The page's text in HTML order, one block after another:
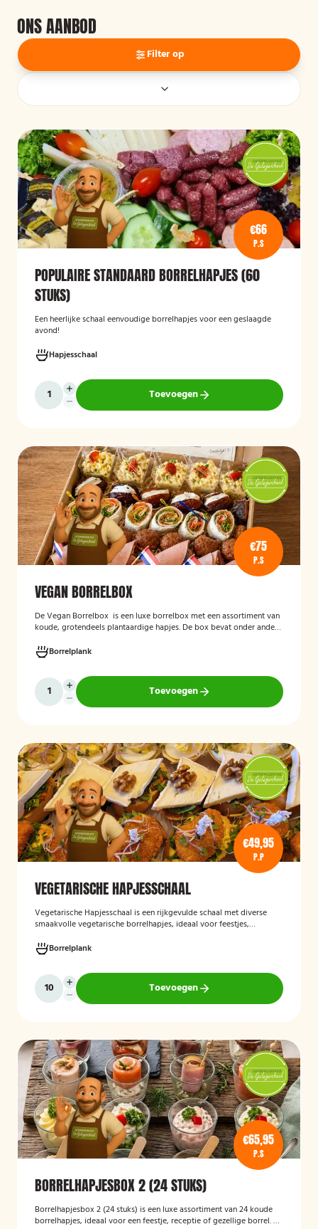
ONS AANBOD
Filter op
€66
P.S
POPULAIRE STANDAARD BORRELHAPJES (60
STUKS)
Een heerlijke schaal eenvoudige borrelhapjes voor een geslaagde
avond!
Hapjesschaal
Toevoegen
€75
P.S
VEGAN BORRELBOX
DeVegan Borrelbox is een luxe borrelbox met een assortiment van
koude, grotendeels plantaardige hapjes. De box bevat onder andere
groenten, crostini’s en andere smaakvolle borrelhapjes die direct
serveerklaar zijn voor een feest, borrel of bijeenkomst.
Borrelplank
Toevoegen
€49,95
P.P
VEGETARISCHE HAPJESSCHAAL
Vegetarische Hapjesschaal is een rijkgevulde schaal met diverse
smaakvolle vegetarische borrelhapjes, ideaal voor feestjes,
een gevarieerde selectie van vegetarische lekkernijen die direct
klaar zijn om te serveren en geschikt zijn voor gasten die bewust of
volledig vegetarisch eten.
Borrelplank
Toevoegen
€65,95
P.S
BORRELHAPJESBOX 2 (24 STUKS)
Borrelhapjesbox 2 (24 stuks) is een luxe assortiment van 24 koude
borrelhapjes, ideaal voor een feestje, receptie of gezellige borrel. De